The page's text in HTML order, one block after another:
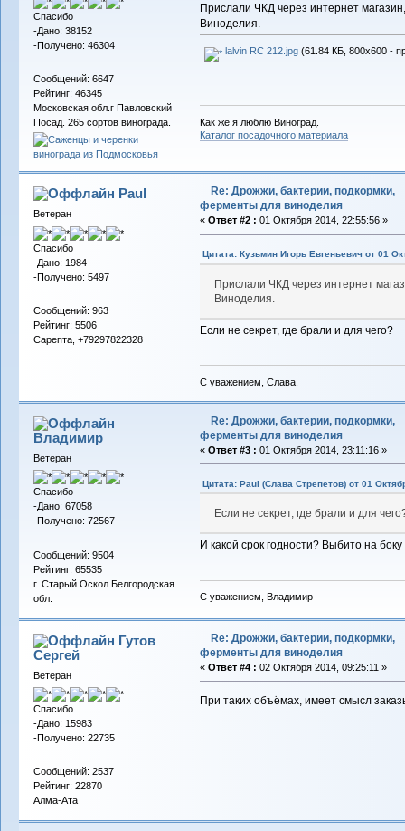
Спасибо
-Дано: 38152
-Получено: 46304
Сообщений: 6647
Рейтинг: 46345
Московская обл.г Павловский
Посад. 265 сортов винограда.
Прислали ЧКД через интернет
Виноделия.
lalvin RС 212.jpg(61.84 КБ, 800x600 -
Как же я люблю Виноград.
Каталог посадочного материала
Paul
Ветеран
Спасибо
-Дано: 1984
-Получено: 5497
Сообщений: 963
Рейтинг: 5506
Сарепта, +79297822328
Re: Дрожжи, бактерии, подкормки,
ферменты для виноделия
« Ответ #2 : 01 Октября 2014, 22:55:56 »
Цитата: Кузьмин Игорь Евгеньевич от 01
Прислали ЧКД через интернет
Виноделия.
Если не секрет, где брали и для чего?
С уважением, Слава.
Владимиp
Ветеран
Спасибо
-Дано: 67058
-Получено: 72567
Сообщений: 9504
Рейтинг: 65535
г. Старый Оскол Белгородская
обл.
Re: Дрожжи, бактерии, подкормки,
ферменты для виноделия
« Ответ #3 : 01 Октября 2014, 23:11:16 »
Цитата: Paul (Слава Стрепетов) от 01
Если не секрет, где брали и для
И какой срок годности? Выбито на
С уважением, Владимир
Гутов
Сергей
Ветеран
Спасибо
-Дано: 15983
-Получено: 22735
Сообщений: 2537
Рейтинг: 22870
Алма-Ата
Re: Дрожжи, бактерии, подкормки,
ферменты для виноделия
« Ответ #4 : 02 Октября 2014, 09:25:11 »
При таких объёмах, имеет смысл